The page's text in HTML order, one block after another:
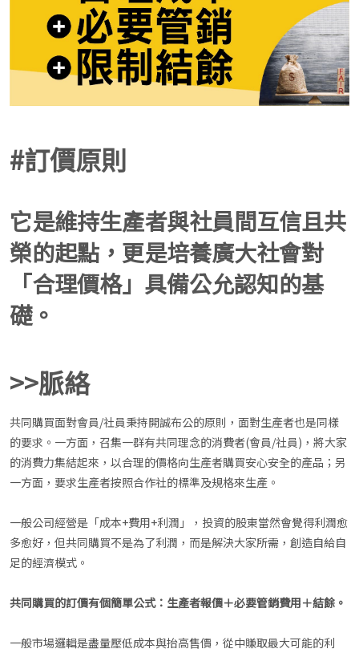
#訂價原則
它是維持生產者與社員間互信且共
榮的起點，更是培養廣大社會對
「合理價格」具備公允認知的基
礎。
>>脈絡
共同購買面對會員/社員秉持開誠布公的原則，面對生產者也是同樣
的要求。一方面，召集一群有共同理念的消費者(會員/社員)，將大家
的消費力集結起來，以合理的價格向生產者購買安心安全的產品；另
一方面，要求生產者按照合作社的標準及規格來生產。
一般公司經營是「成本+費用+利潤」，投資的股東當然會覺得利潤愈
多愈好，但共同購買不是為了利潤，而是解決大家所需，創造自給自
足的經濟模式。
共同購買的訂價有個簡單公式：生產者報價＋必要管銷費用＋結餘。
一般市場邏輯是盡量壓低成本與抬高售價，從中賺取最大可能的利